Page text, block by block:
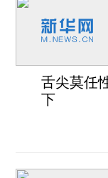
舌尖莫任
下